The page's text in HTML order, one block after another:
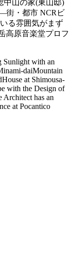
中山の家(東山邸)
街・都市 NCRビ
る雰囲気がまず
高原音楽堂プロフ
Sunlight with an
daiMountain
at Shimousa-
with the Design of
Architect has an
at Pocantico